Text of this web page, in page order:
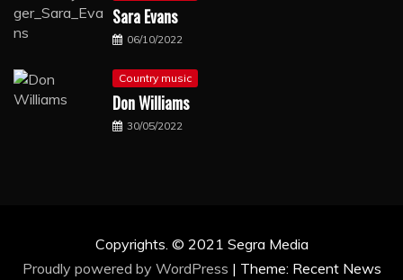
Sara Evans
06/10/2022
Country music
Don Williams
30/05/2022
Copyrights. © 2021 Segra Media
Proudly powered by WordPress | Theme: Recent News